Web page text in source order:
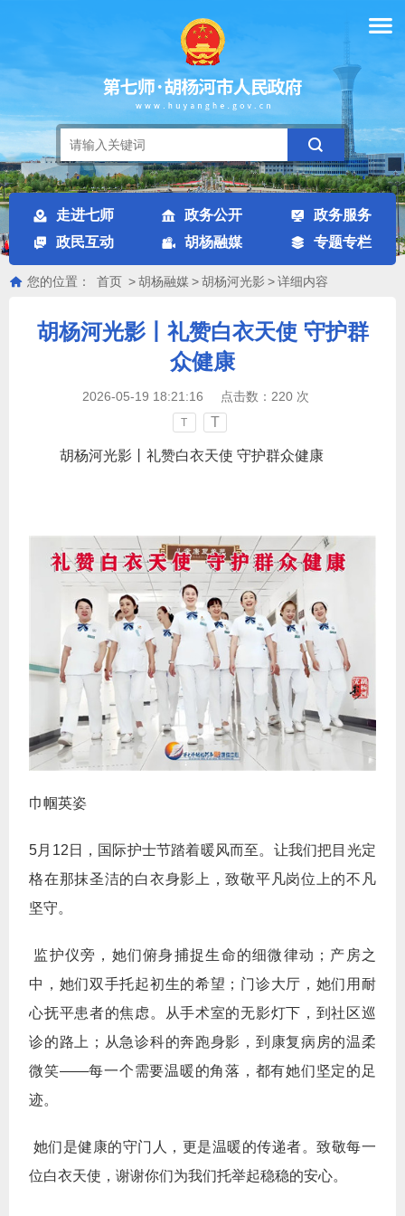
走进七师 政务公开
政务服务
政民互动
胡杨融媒 专题专栏
您的位置： 首页 >胡杨融媒 >胡杨河光影 >详细内容
胡杨河光影丨礼赞白衣天使 守护群
众健康
2026-05-19 18:21:16 点击数： 220 次
T T
胡杨河光影丨礼赞白衣天使 守护群众健康
巾帼英姿
5月12日，国际护士节踏着暖风而至。让我们把目光定
格在那抹圣洁的白衣身影上，致敬平凡岗位上的不凡
坚守。
监护仪旁，她们俯身捕捉生命的细微律动；产房之
中，她们双手托起初生的希望；门诊大厅，她们用耐
心抚平患者的焦虑。从手术室的无影灯下，到社区巡
诊的路上；从急诊科的奔跑身影，到康复病房的温柔
微笑——每一个需要温暖的角落，都有她们坚定的足
迹。
她们是健康的守门人，更是温暖的传递者。致敬每一
位白衣天使，谢谢你们为我们托举起稳稳的安心。